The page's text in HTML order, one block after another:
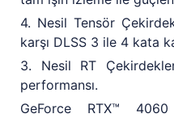
4. Nesil Tensör
karşı DLSS 3 ile 4 kata
3. Nesil RT
performansı.
GeForce RTX™